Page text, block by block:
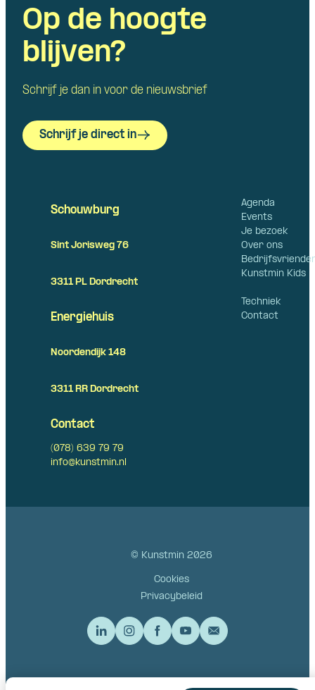
Op de hoogte
blijven?
Schrijf je dan in voor de nieuwsbrief
Schrijf je direct in
Agenda
Events
Je bezoek
Over ons
Kunstmin Kids
Techniek
Contact
Schouwburg
Sint Jorisweg 76
3311 PL Dordrecht
Energiehuis
Noordendijk 148
3311 RR Dordrecht
Contact
(078) 639 79 79
info@kunstmin.nl
© Kunstmin 2026
Cookies
Privacybeleid